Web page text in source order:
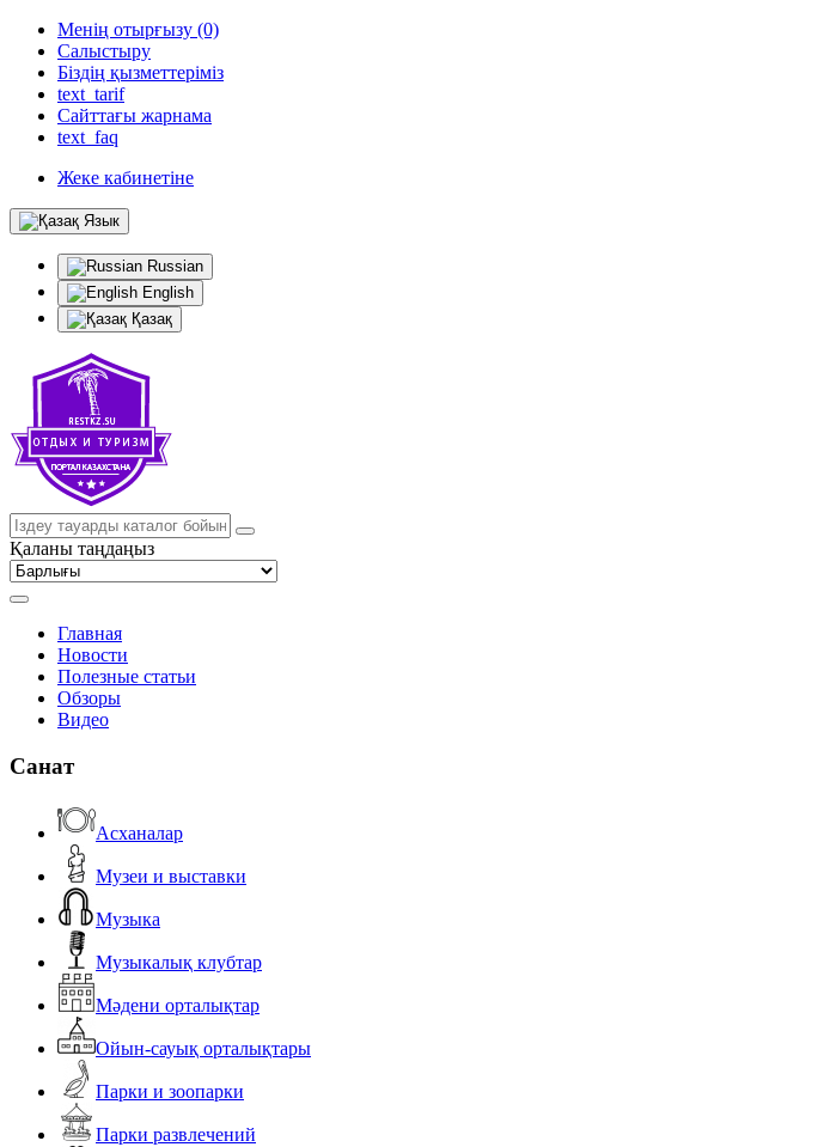
Менің отырғызу (0)
Салыстыру
Біздің қызметтеріміз
text_tarif
Сайттағы жарнама
text_faq
Жеке кабинетіне
Язык
Russian
English
Қазақ
Қаланы таңдаңыз
Главная
Новости
Полезные статьи
Обзоры
Видео
Санат
Асханалар
Музеи и выставки
Музыка
Музыкалық клубтар
Мәдени орталықтар
Ойын-сауық орталықтары
Парки и зоопарки
Парки развлечений